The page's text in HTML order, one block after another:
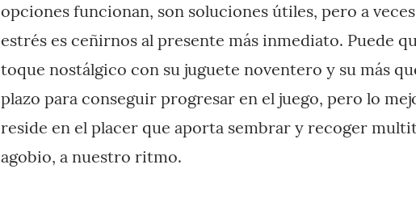
opciones funcionan, son soluciones útiles, pero a
estrés es ceñirnos al presente más inmediato. Puede
toque nostálgico con su juguete noventero y su más
plazo para conseguir progresar en el juego, pero lo
reside en el placer que aporta sembrar y recoger
agobio, a nuestro ritmo.